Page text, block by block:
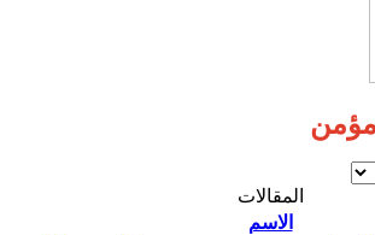
مؤمن
المقالات
الاسم